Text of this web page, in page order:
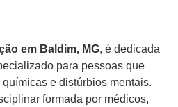
em Baldim, MG, é dedicada
para pessoas que
e distúrbios mentais.
formada por médicos,